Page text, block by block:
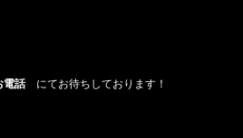
電話にてお待ちしております！